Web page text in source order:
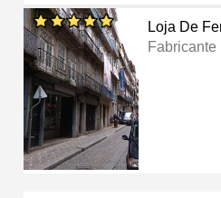
Loja De
Fabricante